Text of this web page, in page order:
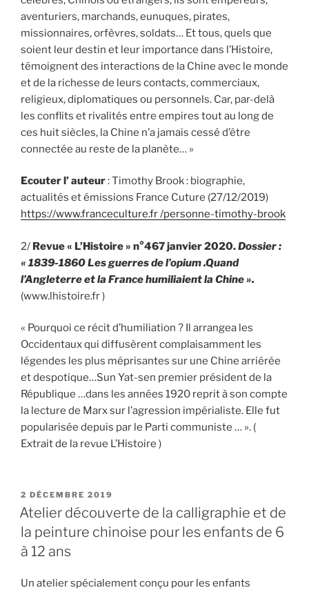
aventuriers, marchands, eunuques, pirates,
missionnaires, orfèvres, soldats… Et tous, quels que
soient leur destin et leur importance dans l’Histoire,
témoignent des interactions de la Chine avec le monde
et de la richesse de leurs contacts, commerciaux,
religieux, diplomatiques ou personnels. Car, par-delà
les conflits et rivalités entre empires tout au long de
ces huit siècles, la Chine n’a jamais cessé d’être
connectée au reste de la planète… »
Ecouter l’ auteur: Timothy Brook : biographie,
actualités et émissions France Cuture (27/12/2019)
https://www.franceculture.fr /personne-timothy-brook
2/ Revue « L’Histoire » n°467 janvier 2020.Dossier :
« 1839-1860 Les guerres de l’opium .Quand
l’Angleterre et la France humiliaient la Chine ».
(www.lhistoire.fr )
« Pourquoi ce récit d’humiliation ? Il arrangea les
Occidentaux qui diffusèrent complaisamment les
légendes les plus méprisantes sur une Chine arriérée
et despotique…Sun Yat-sen premier président de la
République …dans les années 1920 reprit à son compte
la lecture de Marx sur l’agression impérialiste. Elle fut
popularisée depuis par le Parti communiste … ». (
Extrait de la revue L’Histoire )
PUBLIÉ
LE
2 DÉCEMBRE 2019
Atelier découverte de la calligraphie et de
la peinture chinoise pour les enfants de 6
à 12 ans
Un atelier spécialement conçu pour les enfants